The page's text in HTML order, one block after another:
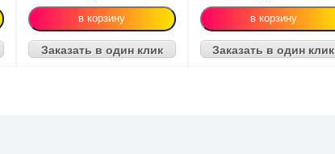
Заказать в один клик Заказать в один клик